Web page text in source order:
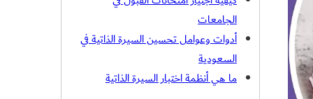
الجامعات
أدوات وعوامل تحسين السيرة الذاتية في
السعودية
ما هي أنظمة اختبار السيرة الذاتية